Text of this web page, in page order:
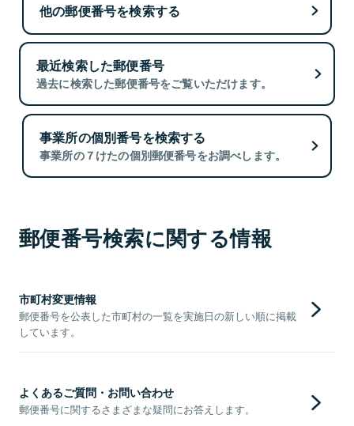
他の郵便番号を検索する
最近検索した郵便番号
過去に検索した郵便番号をご覧いただけます。
事業所の個別番号を検索する
事業所の７けたの個別郵便番号をお調べします。
郵便番号検索に関する情報
市町村変更情報
郵便番号を公表した市町村の一覧を実施日の新しい順に掲載
しています。
よくあるご質問・お問い合わせ
郵便番号に関するさまざまな疑問にお答えします。